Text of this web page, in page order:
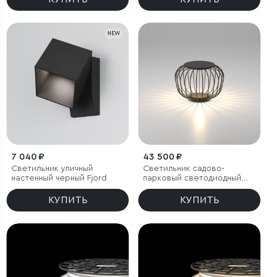
NEW
7 040 ₽
Светильник уличный
настенный черный Fjord
КУПИТЬ
43 500 ₽
Светильник садово-
парковый светодиодный
Firenze черный
КУПИТЬ